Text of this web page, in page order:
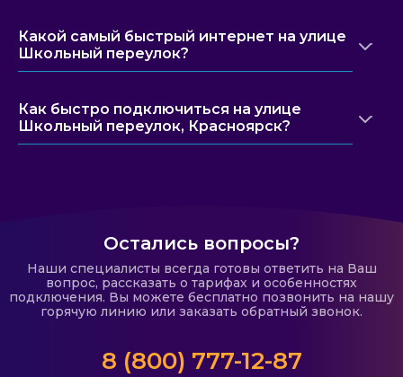
Какой самый быстрый интернет на улице
Школьный переулок?
Как быстро подключиться на улице
Школьный переулок, Красноярск?
Остались вопросы?
Наши специалисты всегда готовы ответить на Ваш
вопрос, рассказать о тарифах и особенностях
подключения. Вы можете бесплатно позвонить на нашу
горячую линию или заказать обратный звонок.
8 (800) 777-12-87